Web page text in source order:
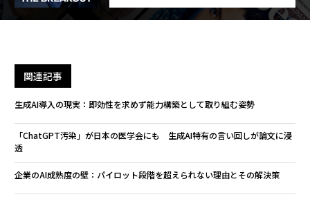
関連記事
生成AI導入の現実：即効性を求めず能力構築として取り組む姿勢
「ChatGPT汚染」が日本の医学会にも 生成AI特有の言い回しが論文に浸
透
企業のAI成熟度の壁：パイロット段階を超えられない理由とその解決策